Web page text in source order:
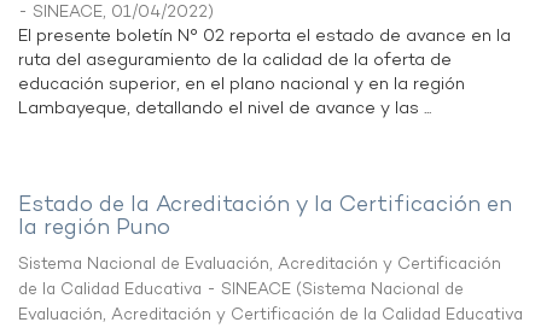
- SINEACE, 01/04/2022)
El presente boletín N° 02 reporta el estado de avance en la
ruta del aseguramiento de la calidad de la oferta de
educación superior, en el plano nacional y en la región
Lambayeque, detallando el nivel de avance y las ...
Estado de la Acreditación y la Certificación en
la región Puno
Sistema Nacional de Evaluación, Acreditación y Certificación
de la Calidad Educativa - SINEACE (Sistema Nacional de
Evaluación, Acreditación y Certificación de la Calidad Educativa